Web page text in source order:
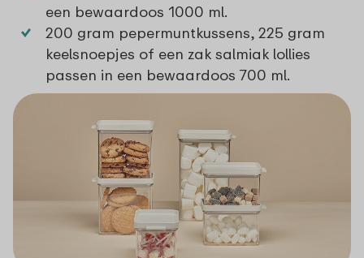
een bewaardoos 1000 ml.
200 gram pepermuntkussens, 225 gram
keelsnoepjes of een zak salmiak lollies
passen in een bewaardoos 700 ml.